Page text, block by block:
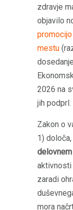
zdravje
objavilo
mestu
2026 na
jih podprl.
Zakon o
1)
aktivnosti
zaradi
mora